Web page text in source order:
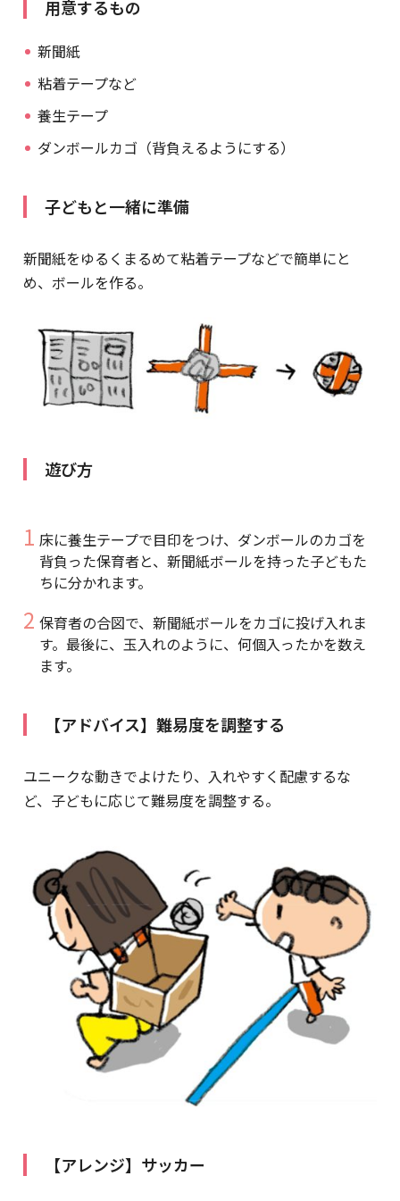
用意するもの
新聞紙
粘着テープなど
養生テープ
ダンボールカゴ（背負えるようにする）
子どもと一緒に準備
新聞紙をゆるくまるめて粘着テープなどで簡単にと
め、ボールを作る。
遊び方
床に養生テープで目印をつけ、ダンボールのカゴを
背負った保育者と、新聞紙ボールを持った子どもた
ちに分かれます。
保育者の合図で、新聞紙ボールをカゴに投げ入れま
す。最後に、玉入れのように、何個入ったかを数え
ます。
【アドバイス】難易度を調整する
ユニークな動きでよけたり、入れやすく配慮するな
ど、子どもに応じて難易度を調整する。
【アレンジ】サッカー